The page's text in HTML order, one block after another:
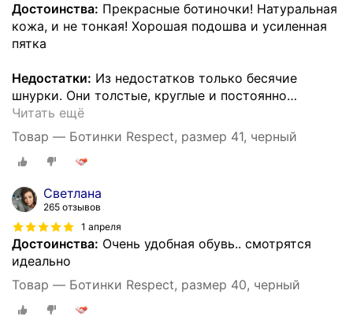
Достоинства: Прекрасные ботиночки! Натуральная
кожа, и не тонкая! Хорошая подошва и усиленная
пятка
Недостатки: Из недостатков только бесячие
шнурки. Они толстые, круглые и постоянно…
Читать ещё
Товар — Ботинки Respect, размер 41, черный
Светлана
265 отзывов
1 апреля
Достоинства: Очень удобная обувь.. смотрятся
идеально
Товар — Ботинки Respect, размер 40, черный